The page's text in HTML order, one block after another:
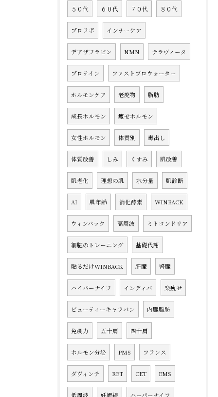
５０代 ６０代 ７０代 ８０代
プロラボ インナーケア
デアザフラビン NMN テラヴィータ
プロテイン ファストプロウォーター
ホルモンケア 老廃物 脂肪
成長ホルモン 痩せホルモン
女性ホルモン 体質別 毒出し
体質改善 しみ くすみ 肌改善
肌老化 理想の肌 水分量 肌診断
AI 肌年齢 消化酵素 WINBACK
ウィンバック 高周波 ミトコンドリア
細胞のトレーニング 基礎代謝
貼るだけWINBACK 肝臓 腎臓
ハイパーナイフ インディバ 楽痩せ
ビューティーキャラバン 内臓脂肪
免疫力 五十肩 四十肩
ホルモン分泌 PMS フランス
ダヴィンチ RET CET EMS
低周波 妊娠線 ハーパーナイフ